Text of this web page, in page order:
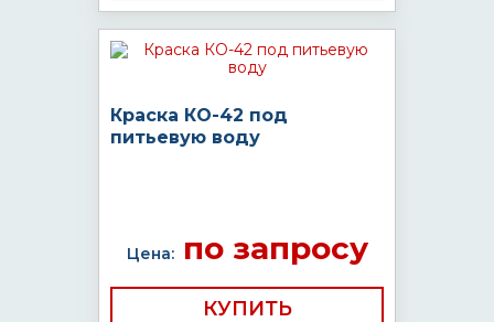
Краска КО-42 под
питьевую воду
Цена:по запросу
КУПИТЬ